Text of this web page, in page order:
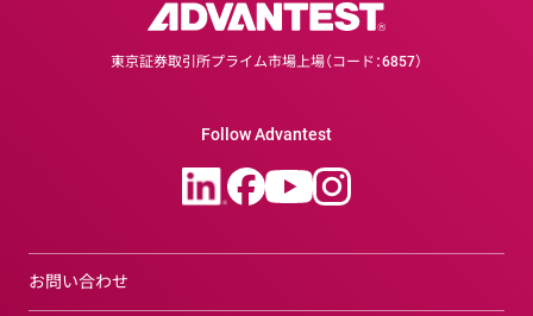
東京証券取引所プライム市場上場（コード：6857）
Follow Advantest
お問い合わせ